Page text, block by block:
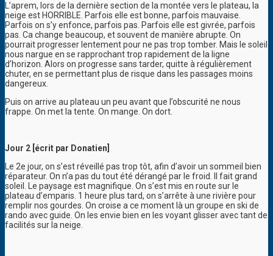
L’aprem, lors de la dernière section de la montée vers le plateau, la
neige est HORRIBLE. Parfois elle est bonne, parfois mauvaise.
Parfois on s’y enfonce, parfois pas. Parfois elle est givrée, parfois
pas. Ca change beaucoup, et souvent de manière abrupte. On
pourrait progresser lentement pour ne pas trop tomber. Mais le soleil
nous nargue en se rapprochant trop rapidement de la ligne
d’horizon. Alors on progresse sans tarder, quitte à régulièrement
chuter, en se permettant plus de risque dans les passages moins
dangereux.
Puis on arrive au plateau un peu avant que l’obscurité ne nous
frappe. On met la tente. On mange. On dort.
Jour 2 [écrit par Donatien]
Le 2e jour, on s’est réveillé pas trop tôt, afin d’avoir un sommeil bien
réparateur. On n’a pas du tout été dérangé par le froid. Il fait grand
soleil. Le paysage est magnifique. On s’est mis en route sur le
plateau d’emparis. 1 heure plus tard, on s’arrête à une rivière pour
remplir nos gourdes. On croise a ce moment là un groupe en ski de
rando avec guide. On les envie bien en les voyant glisser avec tant de
facilités sur la neige.